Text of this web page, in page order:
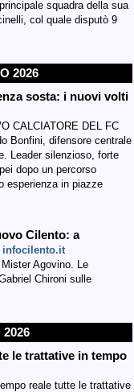
squadra della sua
col quale disputò 9
2026
sosta: i nuovi volti
CALCIATORE DEL FC
Bonfini, difensore centrale
Leader silenzioso, forte
dopo un percorso
esperienza in piazze
Cilento: a
infocilento.it
Agovino. Le
Chironi sulle
2026
le trattative in tempo
reale tutte le trattative